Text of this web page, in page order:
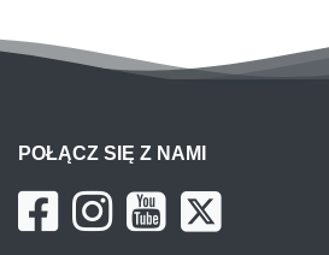
POŁĄCZ SIĘ Z NAMI